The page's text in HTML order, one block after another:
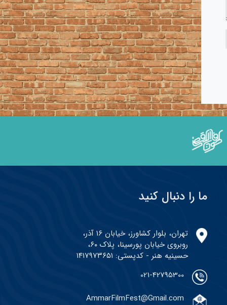
ما را دنبال کنید
تهران، بلوار کشاورز، خیابان ۱۶ آذر،
روبروی خیابان پورسینا، پلاک ۶۰،
حسینیه هنر - کدپستی: ۱۴۱۷۹۷۳۶۵۱
021-42795300
AmmarFilmFest@Gmail.com